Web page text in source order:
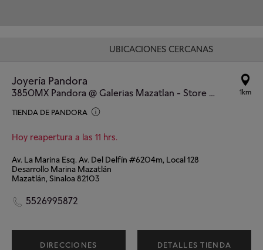
UBICACIONES CERCANAS
Joyería Pandora
3850MX Pandora @ Galerias Mazatlan - Store #887
TIENDA DE PANDORA
Hoy reapertura a las 11 hrs.
1km
Av. La Marina Esq. Av. Del Delfín #6204m, Local 128
Desarrollo Marina Mazatlán
Mazatlán, Sinaloa 82103
5526995872
DIRECCIONES DETALLES TIENDA